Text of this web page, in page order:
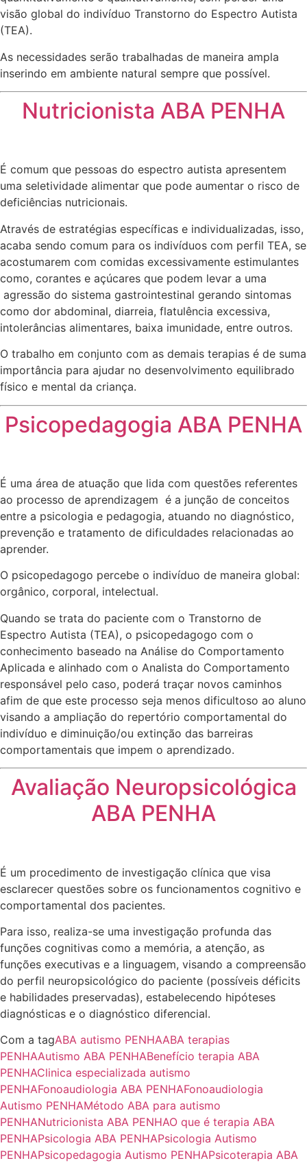
visão global do indivíduo Transtorno do Espectro Autista
(TEA).
As necessidades serão trabalhadas de maneira ampla
inserindo em ambiente natural sempre que possível.
Nutricionista ABA PENHA
É comum que pessoas do espectro autista apresentem
uma seletividade alimentar que pode aumentar o risco de
deficiências nutricionais.
Através de estratégias específicas e individualizadas, isso,
acaba sendo comum para os indivíduos com perfil TEA, se
acostumarem com comidas excessivamente estimulantes
como, corantes e açúcares que podem levar a uma
agressão do sistema gastrointestinal gerando sintomas
como dor abdominal, diarreia, flatulência excessiva,
intolerâncias alimentares, baixa imunidade, entre outros.
O trabalho em conjunto com as demais terapias é de suma
importância para ajudar no desenvolvimento equilibrado
físico e mental da criança.
Psicopedagogia ABA PENHA
É uma área de atuação que lida com questões referentes
ao processo de aprendizagem é a junção de conceitos
entre a psicologia e pedagogia, atuando no diagnóstico,
prevenção e tratamento de dificuldades relacionadas ao
aprender.
O psicopedagogo percebe o indivíduo de maneira global:
orgânico, corporal, intelectual.
Quando se trata do paciente com o Transtorno de
Espectro Autista (TEA), o psicopedagogo com o
conhecimento baseado na Análise do Comportamento
Aplicada e alinhado com o Analista do Comportamento
responsável pelo caso, poderá traçar novos caminhos
afim de que este processo seja menos dificultoso ao aluno
visando a ampliação do repertório comportamental do
indivíduo e diminuição/ou extinção das barreiras
comportamentais que impem o aprendizado.
Avaliação Neuropsicológica
ABA PENHA
É um procedimento de investigação clínica que visa
esclarecer questões sobre os funcionamentos cognitivo e
comportamental dos pacientes.
Para isso, realiza-se uma investigação profunda das
funções cognitivas como a memória, a atenção, as
funções executivas e a linguagem, visando a compreensão
do perfil neuropsicológico do paciente (possíveis déficits
e habilidades preservadas), estabelecendo hipóteses
diagnósticas e o diagnóstico diferencial.
Com a tagABA autismo PENHAABA terapias
PENHAAutismo ABA PENHABenefício terapia ABA
PENHAClinica especializada autismo
PENHAFonoaudiologia ABA PENHAFonoaudiologia
Autismo PENHAMétodo ABA para autismo
PENHANutricionista ABA PENHAO que é terapia ABA
PENHAPsicologia ABA PENHAPsicologia Autismo
PENHAPsicopedagogia Autismo PENHAPsicoterapia ABA